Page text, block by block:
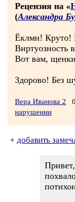
Рецензия на «
(Александра
Ёклмн! Круто!
Виртуозность
Вот вам,
Здорово! Без
Вера Иванова 2
нарушении
+ добавить